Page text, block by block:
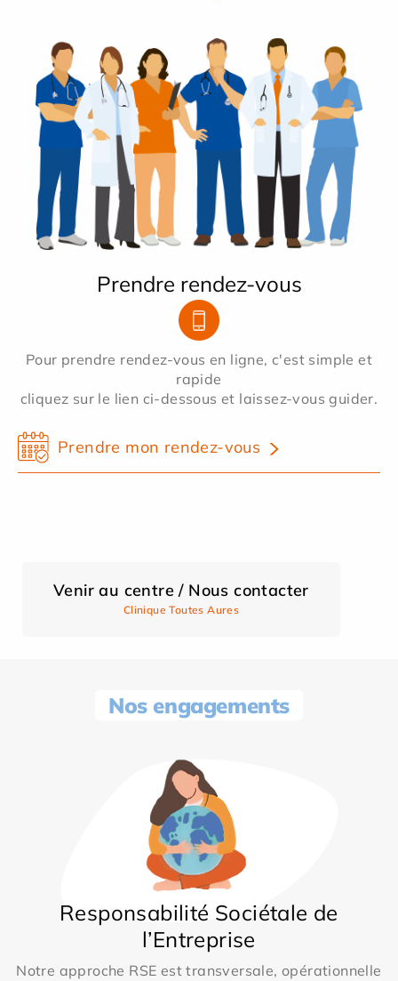
Prendre rendez-vous
Pour prendre rendez-vous en ligne, c'est simple et
rapide
cliquez sur le lien ci-dessous et laissez-vous guider.
Prendre mon rendez-vous
Venir au centre / Nous contacter
Clinique Toutes Aures
Nos engagements
Responsabilité Sociétale de
l’Entreprise
Notre approche RSE est transversale, opérationnelle